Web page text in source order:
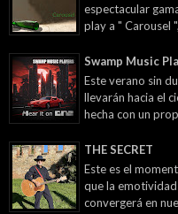
espectacular
play a " Carousel
Swamp Music
Este verano sin
llevarán hacia el
hecha con un
THE SECRET
Este es el
que la emotividad
convergerá en